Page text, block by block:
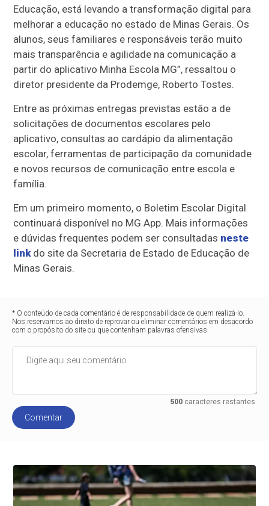
Educação, está levando a transformação digital para
melhorar a educação no estado de Minas Gerais. Os
alunos, seus familiares e responsáveis terão muito
mais transparência e agilidade na comunicação a
partir do aplicativo Minha Escola MG”, ressaltou o
diretor presidente da Prodemge, Roberto Tostes.
Entre as próximas entregas previstas estão a de
solicitações de documentos escolares pelo
aplicativo, consultas ao cardápio da alimentação
escolar, ferramentas de participação da comunidade
e novos recursos de comunicação entre escola e
família.
Em um primeiro momento, o Boletim Escolar Digital
continuará disponível no MG App. Mais informações
e dúvidas frequentes podem ser consultadas neste
linkdo site da Secretaria de Estado de Educação de
Minas Gerais.
* O conteúdo de cada comentário é de responsabilidade de quem realizá-lo.
Nos reservamos ao direito de reprovar ou eliminar comentários em desacordo
com o propósito do site ou que contenham palavras ofensivas.
500caracteres restantes.
Comentar